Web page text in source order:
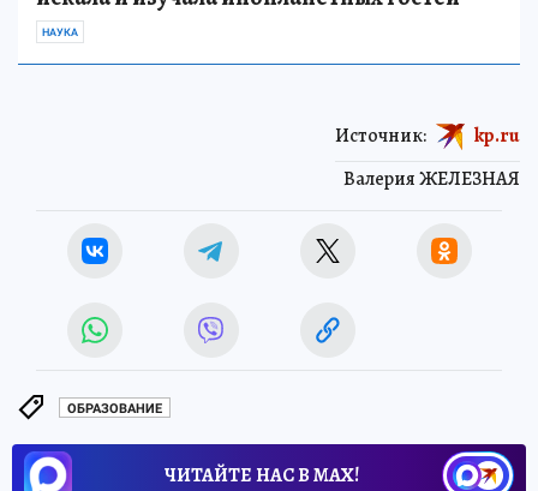
НАУКА
Валерия ЖЕЛЕЗНАЯ
Источник: kp.ru
ОБРАЗОВАНИЕ
ЧИТАЙТЕ НАС В МАХ!